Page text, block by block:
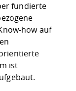
fundierte
how auf
ist